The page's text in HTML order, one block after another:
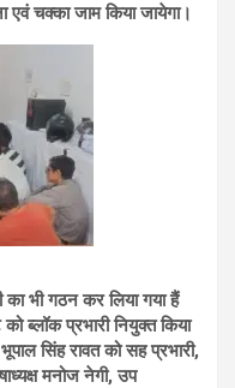
एवं चक्का जाम किया जायेगा।
का भी गठन कर लिया गया हैं
ब्लॉक प्रभारी नियुक्त किया
सिंह रावत को सह प्रभारी,
मनोज नेगी, उप